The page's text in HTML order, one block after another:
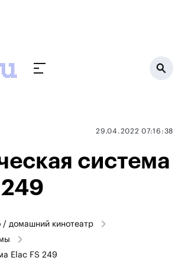
29.04.2022 07:16:38
система
249
/ домашний кинотеатр
Elac FS 249